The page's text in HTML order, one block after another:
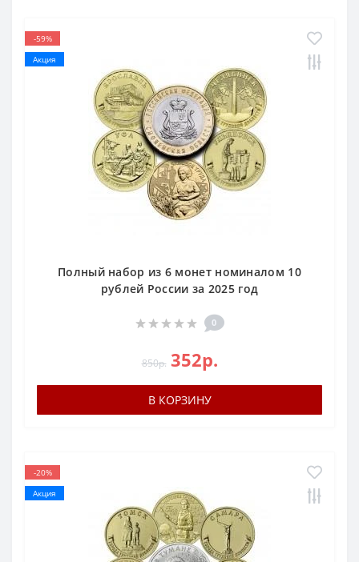
-59%
Акция
Полный набор из 6 монет номиналом 10
рублей России за 2025 год
0
850р. 352р.
В КОРЗИНУ
-20%
Акция